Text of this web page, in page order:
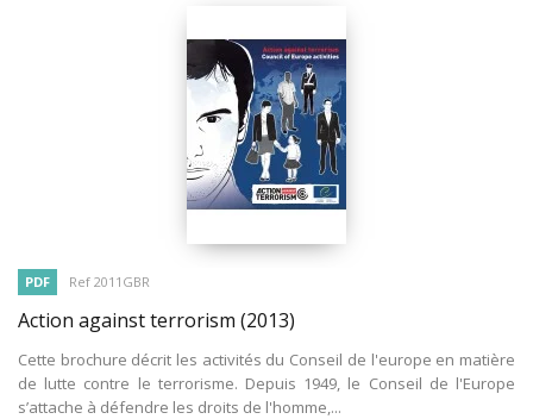
PDF Ref 2011GBR
Action against terrorism (2013)
Cette brochure décrit les activités du Conseil de l'europe en matière
de lutte contre le terrorisme. Depuis 1949, le Conseil de l'Europe
s’attache à défendre les droits de l'homme,...